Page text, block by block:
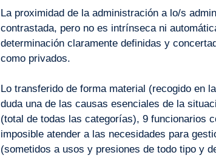
La proximidad de la administración a lo/s
contrastada, pero no es intrínseca ni
determinación claramente definidas y
como privados.
Lo transferido de forma material (recogido en
duda una de las causas esenciales de la
(total de todas las categorías), 9 funcionarios
imposible atender a las necesidades para
(sometidos a usos y presiones de todo tipo y